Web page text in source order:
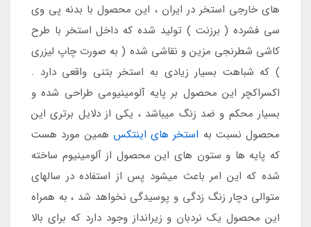
های خارجی استخر در ایران ، این محصول با بدنه پی وی
سی فشرده ( برزنت ) تولید شده که داخل استخر با طرح
کاشی شطرنجی مزین و نقاشی شده ( به صورت چاپ لیزری
) که شباهت بسیار زیادی به استخر بتنی واقعی دارد .
اکسراکچر این محصول بر پایه آلومینیومی طراحی شده و
بسیار محکم و ضد زنگ میباشد ، یکی از دلایل برتری این
محصول نسبت به استخر های اینتکس همین مورد هست
که پایه ها و ستون های این محصول از آلومینیوم ساخته
شده که این امر باعث میشود پس از استفاده در سالهای
متوالی دچار زنگ زدگی و پوسیدگی نخواهد شد ، به همراه
این محصول یک نردبان و زیرانداز وجود دارد که برای بالا